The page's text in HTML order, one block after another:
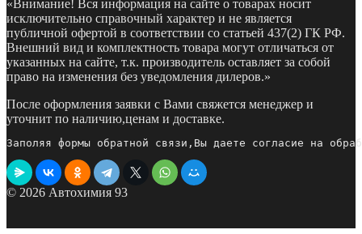
«Внимание! Вся информация на сайте о товарах носит
исключительно справочный характер и не является
публичной офертой в соответствии со статьей 437(2) ГК РФ.
Внешний вид и комплектность товара могут отличаться от
указанных на сайте, т.к. производитель оставляет за собой
право на изменения без уведомления дилеров.»
После оформления заявки с Вами свяжется менеджер и
уточнит по наличию,ценам и доставке.
Заполяя формы обратной связи,Вы даете согласие на
© 2026 Автохимия 93